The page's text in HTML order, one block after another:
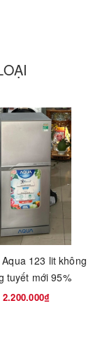
123 lit không
tuyết mới 95%
2.200.000₫